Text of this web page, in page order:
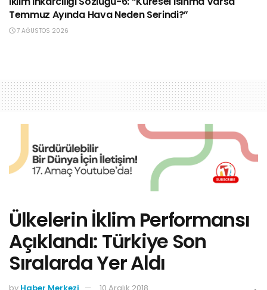
Temmuz Ayında Hava Neden Serindi?”
7 AĞUSTOS 2026
Ülkelerin İklim Performansı
Açıklandı: Türkiye Son
Sıralarda Yer Aldı